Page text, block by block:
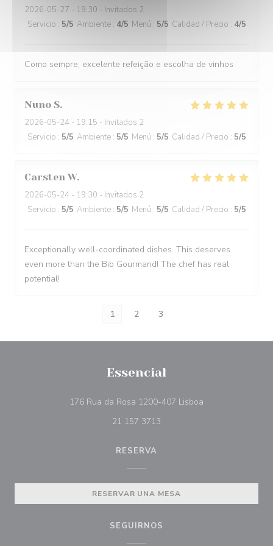
2026-05-27 - 19:30 - Invitados 2
Servicio : 5/5 Ambiente : 4/5 Menú : 5/5 Calidad / Precio : 4/5
Como sempre, excelente refeição e escolha de vinhos
Nuno S
2026-05-24 - 19:15 - Invitados 2
Servicio : 5/5 Ambiente : 5/5 Menú : 5/5 Calidad / Precio : 5/5
Carsten W
2026-05-24 - 19:30 - Invitados 2
Servicio : 5/5 Ambiente : 5/5 Menú : 5/5 Calidad / Precio : 5/5
Exceptionally well-coordinated dishes. This deserves
even more than the Bib Gourmand! The chef has real
potential!
1 2 3
Essencial
176 Rua da Rosa 1200-407 Lisboa
21 157 3713
RESERVA
RESERVAR UNA MESA
SEGUIRNOS